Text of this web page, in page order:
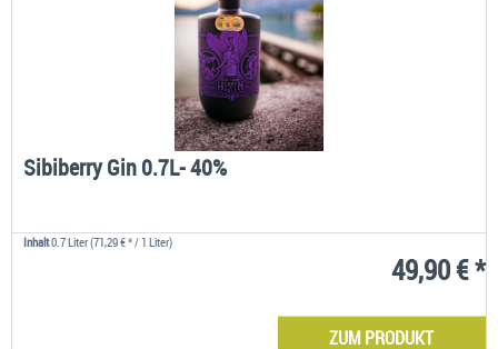
Sibiberry Gin 0.7L- 40%
Inhalt0.7 Liter(71,29 € * / 1 Liter)
49,90 € *
ZUM PRODUKT